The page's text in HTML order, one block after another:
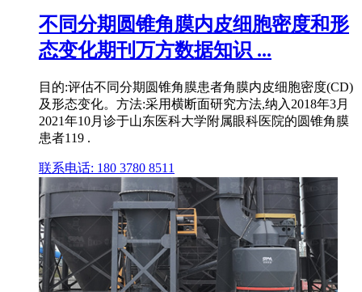
不同分期圆锥角膜内皮细胞密度和形
态变化期刊万方数据知识 ...
目的:评估不同分期圆锥角膜患者角膜内皮细胞密度(CD)
及形态变化。方法:采用横断面研究方法,纳入2018年3月
2021年10月诊于山东医科大学附属眼科医院的圆锥角膜
患者119 .
联系电话: 180 3780 8511